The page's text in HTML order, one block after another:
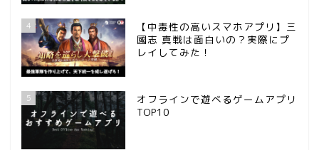
4
【中毒性の高いスマホアプリ】三
國志 真戦は面白いの？実際にプ
レイしてみた！
5
オフラインで遊べるゲームアプリ
TOP10
問い合わせ